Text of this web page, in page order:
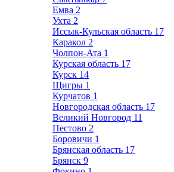
Емва 2
Ухта 2
Иссык-Кульская область 17
Каракол 2
Чолпон-Ата 1
Курская область 17
Курск 14
Щигры 1
Курчатов 1
Новгородская область 17
Великий Новгород 11
Пестово 2
Боровичи 1
Брянская область 17
Брянск 9